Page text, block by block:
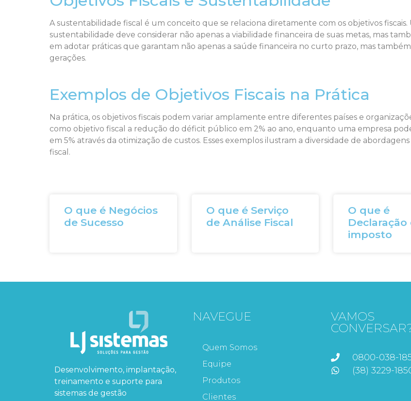
A sustentabilidade fiscal é um conceito que se relaciona diretamente com os objetivos
sustentabilidade deve considerar não apenas a viabilidade financeira de suas metas, mas
em adotar práticas que garantam não apenas a saúde financeira no curto prazo, mas
gerações.
Exemplos de Objetivos Fiscais na Prática
Na prática, os objetivos fiscais podem variar amplamente entre diferentes países e
como objetivo fiscal a redução do déficit público em 2% ao ano, enquanto uma empresa
em 5% através da otimização de custos. Esses exemplos ilustram a diversidade de
fiscal.
O que é Negócios
de Sucesso
O que é Serviço
de Análise Fiscal
O que é
Declaração
imposto
Desenvolvimento, implantação,
treinamento e suporte para
sistemas de gestão
NAVEGUE
Quem Somos
Equipe
Produtos
Clientes
VAMOS
0800-038-
(38) 3229-